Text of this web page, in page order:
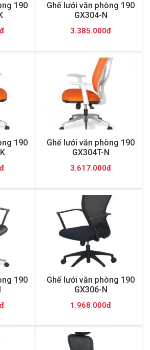
190
Ghế lưới văn phòng 190
GX304-N
3.385.000đ
190
Ghế lưới văn phòng 190
GX304T-N
3.617.000đ
190
Ghế lưới văn phòng 190
GX306-N
1.968.000đ